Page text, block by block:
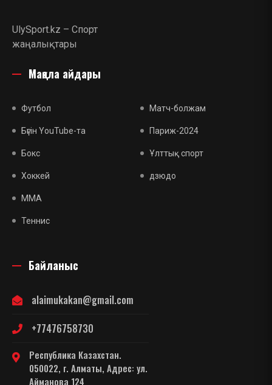
UlySport.kz – Спорт
жаңалықтары
Мақала айдары
Футбол
Бүгін YouTube-та
Бокс
Хоккей
MMA
Теннис
Матч-болжам
Париж-2024
Ұлттық спорт
дзюдо
Байланыс
alaimukakan@gmail.com
+77476758730
Республика Казахстан.
050022, г. Алматы, Адрес: ул.
Айманова 124